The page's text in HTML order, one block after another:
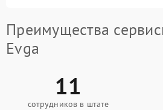
Преимущества
Evga
11
сотрудников в штате